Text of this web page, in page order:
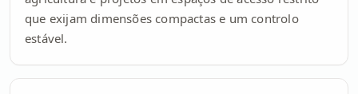
que exijam dimensões compactas e um controlo
estável.